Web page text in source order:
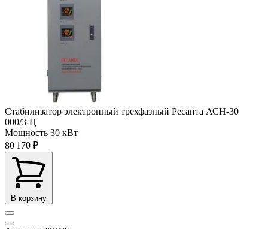
Стабилизатор электронный трехфазный Ресанта АСН-30
000/3-Ц
Мощность 30 кВт
80 170 ₽
В корзину